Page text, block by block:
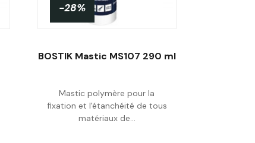
Personnaliser
-28%
BOSTIK Mastic MS107 290 ml
Mastic polymère pour la
fixation et l'étanchéité de tous
matériaux de...